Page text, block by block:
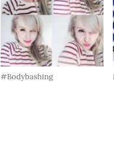
#Bodybashing